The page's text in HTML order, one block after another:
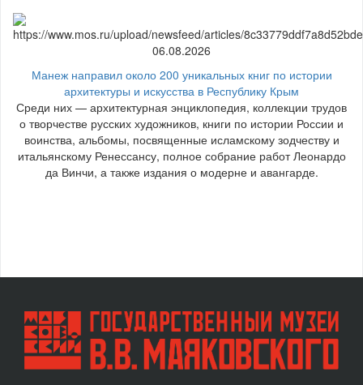
06.08.2026
Манеж направил около 200 уникальных книг по истории
архитектуры и искусства в Республику Крым
Среди них — архитектурная энциклопедия, коллекции трудов
о творчестве русских художников, книги по истории России и
воинства, альбомы, посвященные исламскому зодчеству и
итальянскому Ренессансу, полное собрание работ Леонардо
да Винчи, а также издания о модерне и авангарде.